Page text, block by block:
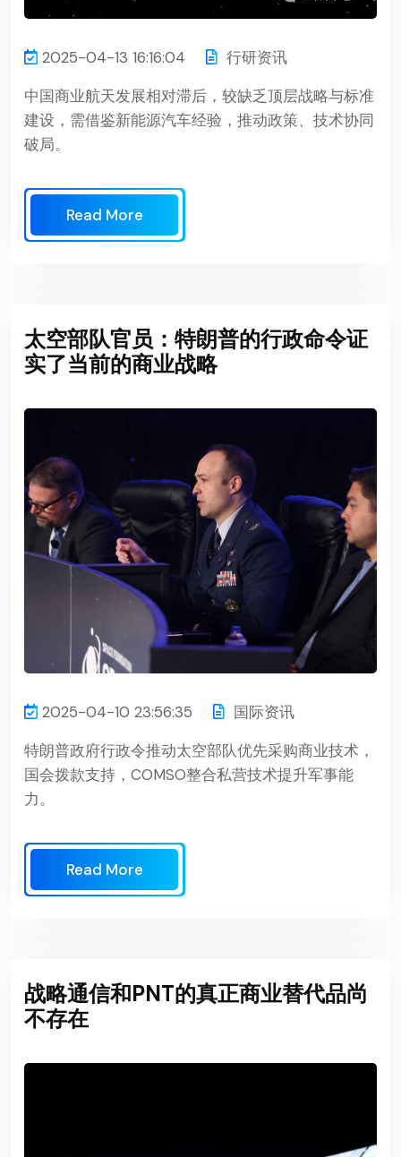
2025-04-13 16:16:04
行研资讯
中国商业航天发展相对滞后，较缺乏顶层战略与标准
建设，需借鉴新能源汽车经验，推动政策、技术协同
破局。
Read More
太空部队官员：特朗普的行政命令证
实了当前的商业战略
2025-04-10 23:56:35
国际资讯
特朗普政府行政令推动太空部队优先采购商业技术，
国会拨款支持，COMSO整合私营技术提升军事能
力。
Read More
战略通信和PNT的真正商业替代品尚
不存在